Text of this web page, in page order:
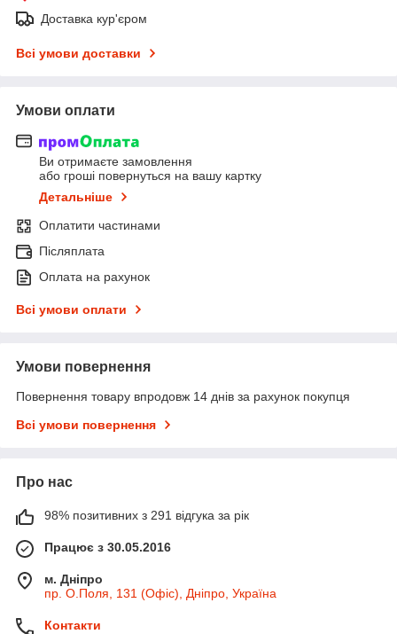
Доставка кур'єром
Всі умови доставки
Умови оплати
Ви отримаєте замовлення
або гроші повернуться на вашу картку
Детальніше
Оплатити частинами
Післяплата
Оплата на рахунок
Всі умови оплати
Умови повернення
Повернення товару впродовж 14 днів за рахунок покупця
Всі умови повернення
Про нас
98% позитивних з 291 відгука за рік
Працює з 30.05.2016
м. Дніпро
пр. О.Поля, 131 (Офіс), Дніпро, Україна
Контакти